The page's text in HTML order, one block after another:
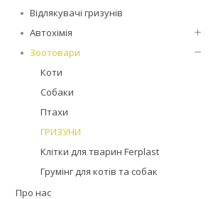
Відлякувачі гризунів
Автохімія
Зоотовари
Коти
Собаки
Птахи
ГРИЗУНИ
Клітки для тварин Ferplast
Грумінг для котів та собак
Про нас